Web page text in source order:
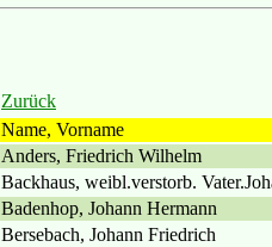
Zurück
Name, Vorname
Anders, Friedrich Wilhelm
Backhaus, weibl.verstorb.
Badenhop, Johann Hermann
Bersebach, Johann Friedrich